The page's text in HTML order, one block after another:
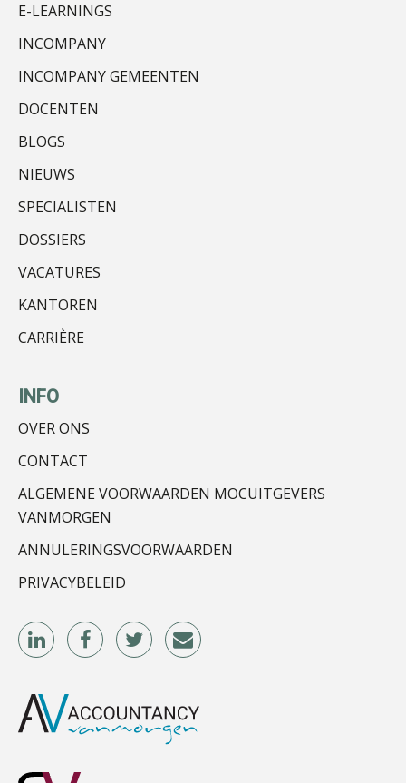
John Bult
E-LEARNINGS
INCOMPANY
INCOMPANY GEMEENTEN
DOCENTEN
BLOGS
NIEUWS
SPECIALISTEN
DOSSIERS
VACATURES
KANTOREN
CARRIÈRE
INFO
OVER ONS
CONTACT
ALGEMENE VOORWAARDEN MOCUITGEVERS
VANMORGEN
ANNULERINGSVOORWAARDEN
PRIVACYBELEID